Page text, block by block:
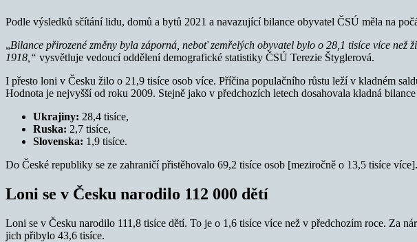
Podle výsledků sčítání lidu, domů a bytů 2021 a navazující bilance obyvatel ČSÚ měla na
„Bilance přirozené změny byla záporná, neboť zemřelých obyvatel bylo o 28,1 tisíce více
1918,“ vysvětluje vedoucí oddělení demografické statistiky ČSÚ Terezie Štyglerová.
I přesto loni v Česku žilo o 21,9 tisíce osob více. Příčina populačního růstu leží v kladném
Hodnota je nejvyšší od roku 2009. Stejně jako v předchozích letech dosahovala kladná
Ukrajiny: 28,4 tisíce,
Ruska: 2,7 tisíce,
Slovenska: 1,9 tisíce.
Do České republiky se ze zahraničí přistěhovalo 69,2 tisíce osob [meziročně o 13,5 tisíce
Loni se v Česku narodilo 112 000 dětí
Loni se v Česku narodilo 111,8 tisíce dětí. To je o 1,6 tisíce více než v předchozím roce. Za
jich přibylo 43,6 tisíce.